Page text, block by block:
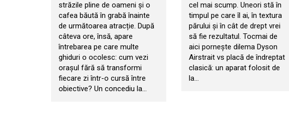
străzile pline de oameni și o
cafea băută în grabă înainte
de următoarea atracție. După
câteva ore, însă, apare
întrebarea pe care multe
ghiduri o ocolesc: cum vezi
orașul fără să transformi
fiecare zi într-o cursă între
obiective? Un concediu la…
cel mai scump. Uneori stă în
timpul pe care îl ai, în textura
părului și în cât de drept vrei
să fie rezultatul. Tocmai de
aici pornește dilema Dyson
Airstrait vs placă de îndreptat
clasică: un aparat folosit de
la…